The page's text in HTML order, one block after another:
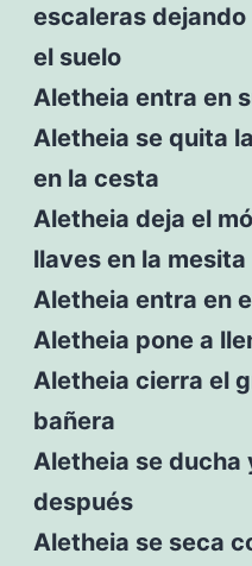
escaleras
el suelo
Aletheia entra en
Aletheia se quita
en la cesta
Aletheia deja el
llaves en la mesita
Aletheia entra en
Aletheia pone a
Aletheia cierra el
bañera
Aletheia se ducha
después
Aletheia se seca